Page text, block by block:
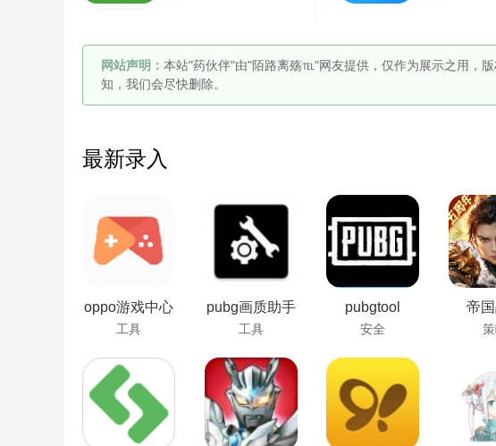
网站声明： 本站"药伙伴"由"陌路离殇℡"网友提供，仅作为展示之用，
知，我们会尽快删除。
最新录入
oppo游戏中心
工具
pubg画质助手
工具
pubgtool
安全
帝